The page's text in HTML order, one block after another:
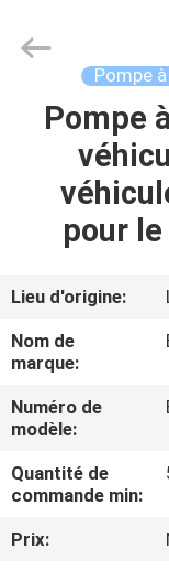
APERÇU
PRODUITS
VIDÉOS
A
PROPOS
DE
NOUS
VISITE
D'USINE
Motor
Technology
Pompe
Pompe
pour
Lieu d'origine:
Nom de
marque:
Numéro de
modèle:
Quantité de
commande min:
Prix: